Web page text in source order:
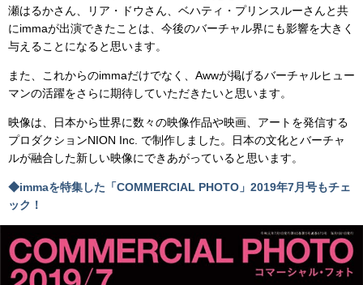
瀬はるかさん、リア・ドウさん、ベハティ・プリンスルーさんと共
にimmaが出演できたことは、今後のバーチャル界にも影響を大きく
与えることになると思います。
また、これからのimmaだけでなく、Awwが掲げるバーチャルヒュー
マンの活躍をさらに期待していただきたいと思います。
映像は、日本から世界に数々の映像作品や映画、アートを発信する
プロダクションNION Inc. で制作しました。日本の文化とバーチャ
ルが融合した新しい映像にできあがっていると思います。
◆immaを特集した「COMMERCIAL PHOTO」2019年7月号もチェ
ック！